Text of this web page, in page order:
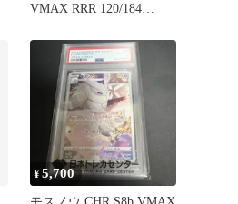
VMAX RRR 120/184
¥5,700